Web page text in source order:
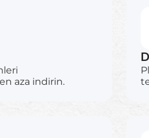
aza indirin.